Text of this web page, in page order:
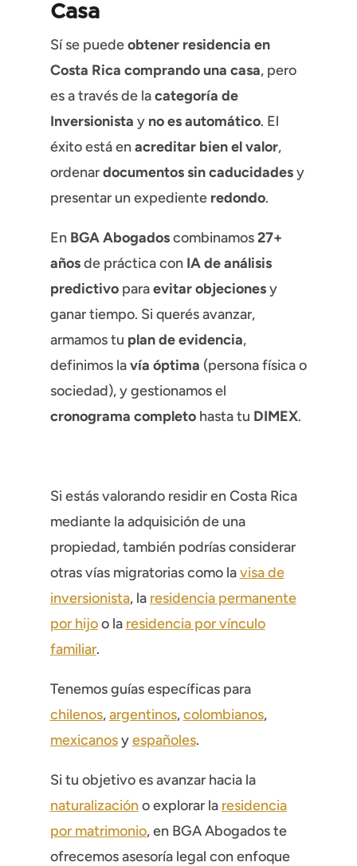
Casa
Sí se puedeobtener residencia en
Costa Rica comprando una casa, pero
es a través de lacategoría de
Inversionista y no es automático. El
éxito está en acreditar bien el valor,
ordenardocumentos sin caducidadesy
presentar un expediente redondo.
En BGA Abogadoscombinamos27+
añosde práctica con IA de análisis
predictivoparaevitar objecionesy
ganar tiempo. Si querés avanzar,
armamos tu plan de evidencia,
definimos lavía óptima (persona física o
sociedad), y gestionamos el
cronograma completohasta tu DIMEX.
Si estás valorando residir en Costa Rica
mediante la adquisición de una
propiedad, también podrías considerar
otras vías migratorias como lavisa de
inversionista, la residencia permanente
por hijoo la residencia por vínculo
familiar.
Tenemos guías específicas para
chilenos,argentinos,colombianos,
mexicanosyespañoles.
Si tu objetivo es avanzar hacia la
naturalizacióno explorar la residencia
por matrimonio, en BGA Abogados te
ofrecemos asesoría legal con enfoque